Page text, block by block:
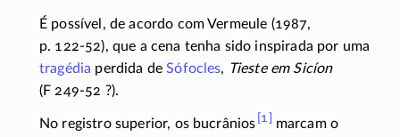
É possível, de acordo com Vermeule (1987,
p. 122-52), que a cena tenha sido inspirada por uma
tragédia perdida deSófocles, Tieste em Sicíon
(F 249-52 ?).
No registro superior, os bucrânios [1]
marcam o